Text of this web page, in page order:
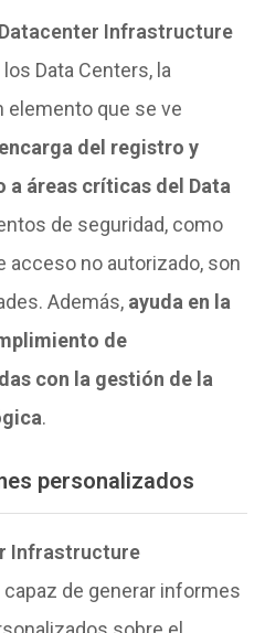
Datacenter Infrastructure
Data Centers, la
elemento que se ve
del registro y
áreas críticas del Data
de seguridad, como
no autorizado, son
Además, ayuda en la
de
con la gestión de la
.
personalizados
Infrastructure
de generar informes